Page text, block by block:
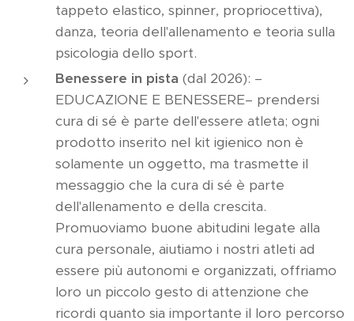
tappeto elastico, spinner, propriocettiva),
danza, teoria dell'allenamento e teoria sulla
psicologia dello sport.
Benessere in pista (dal 2026): –
EDUCAZIONE E BENESSERE– prendersi
cura di sé è parte dell'essere atleta; ogni
prodotto inserito nel kit igienico non è
solamente un oggetto, ma trasmette il
messaggio che la cura di sé è parte
dell'allenamento e della crescita.
Promuoviamo buone abitudini legate alla
cura personale, aiutiamo i nostri atleti ad
essere più autonomi e organizzati, offriamo
loro un piccolo gesto di attenzione che
ricordi quanto sia importante il loro percorso